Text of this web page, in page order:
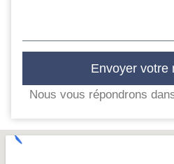
Envoyer votre
Nous vous répondrons